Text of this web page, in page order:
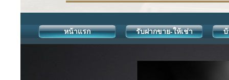
หน้าแรก รับฝากขาย-ให้เช่า บ้